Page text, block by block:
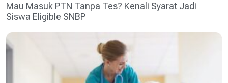
Mau Masuk PTN Tanpa Tes? Kenali Syarat Jadi
Siswa Eligible SNBP